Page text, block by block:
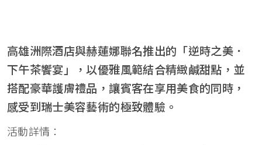
高雄洲際酒店與赫蓮娜聯名推出的「逆時之美．
下午茶饗宴」，以優雅風範結合精緻鹹甜點，並
搭配豪華護膚禮品，讓賓客在享用美食的同時，
感受到瑞士美容藝術的極致體驗。
活動詳情：